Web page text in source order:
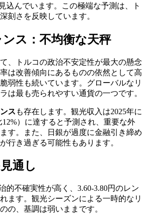
込んでいます。この極端な予測は、ト
刻さを反映しています。
ス：不均衡な天秤
、トルコの政治不安定性が最大の懸念
は改善傾向にあるものの依然として高
弱性も続いています。グローバルなリ
は最も売られやすい通貨の一つです。
ス も存在します。観光収入は2025年に
12%）に達すると予測され、重要な外
す。また、日銀が過度に金融引き締め
行き過ぎる可能性もあります。
通し
的不確実性が高く、3.60-3.80円のレン
ます。観光シーズンによる一時的なリ
の、基調は弱いままです。